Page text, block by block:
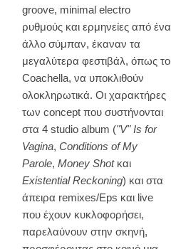
groove, minimal electro
ρυθμούς και ερμηνείες από ένα
άλλο σύμπαν, έκαναν τα
μεγαλύτερα φεστιβάλ, όπως το
Coachella, να υποκλιθούν
ολοκληρωτικά. Οι χαρακτήρες
των concept που συστήνονται
στα 4 studio album ("V" Is for
Vagina, Conditions of My
Parole, Money Shotκαι
Existential Reckoning) και στα
άπειρα remixes/Eps και live
που έχουν κυκλοφορήσει,
παρελαύνουν στην σκηνή,